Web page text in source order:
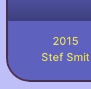
2015
Stef Smit